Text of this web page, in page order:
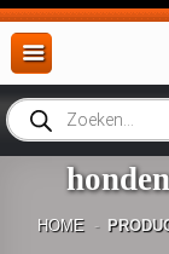
Ga
naar
inhoud
Producten
zoeken
HOME -